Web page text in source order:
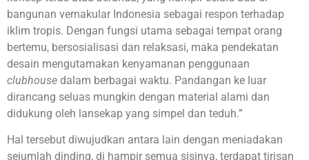
bangunan vernakular Indonesia sebagai respon terhadap
iklim tropis. Dengan fungsi utama sebagai tempat orang
bertemu, bersosialisasi dan relaksasi, maka pendekatan
desain mengutamakan kenyamanan penggunaan
clubhouse dalam berbagai waktu. Pandangan ke luar
dirancang seluas mungkin dengan material alami dan
didukung oleh lansekap yang simpel dan teduh.”
Hal tersebut diwujudkan antara lain dengan meniadakan
sejumlah dinding, di hampir semua sisinya, terdapat tirisan